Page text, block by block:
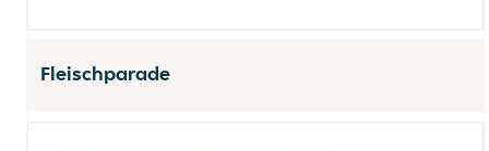
Fleischparade